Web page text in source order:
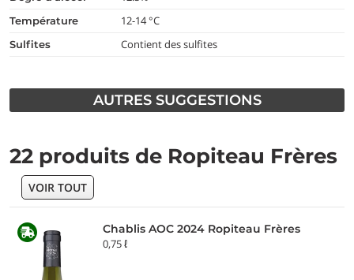
température 12-14 °C
Sulfites Contient des sulfites
AUTRES SUGGESTIONS
22 produits de Ropiteau Frères
VOIR TOUT
Chablis AOC 2024 Ropiteau Frères
0,75 ℓ